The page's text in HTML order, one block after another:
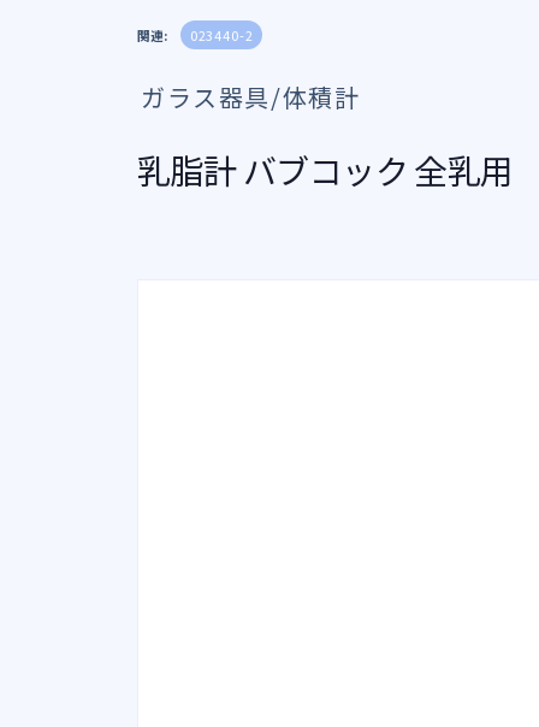
関連: 023440-2
ガラス器具/体積計
乳脂計 バブコック 全乳用